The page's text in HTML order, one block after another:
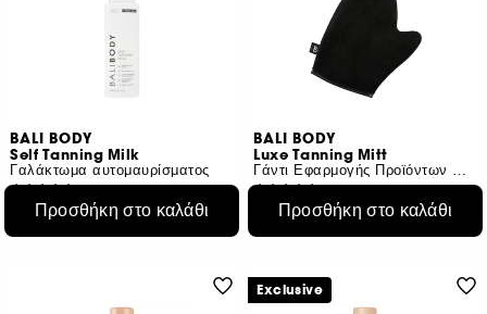
BALI BODY
Self Tanning Milk
Γαλάκτωμα αυτομαυρίσματος
203
€ 32,95
Προσθήκη στο καλάθι
BALI BODY
Luxe Tanning Mitt
Γάντι Εφαρμογής Προϊόντων Αυτομαυρίσματος
57
€ 14,50
Προσθήκη στο καλάθι
Exclusive